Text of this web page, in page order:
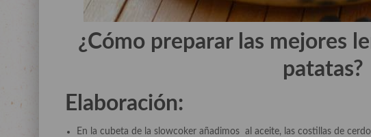
¿Cómo preparar las mejores
patatas?
Elaboración:
En la cubeta de la slowcoker añadimos al aceite, las costillas de